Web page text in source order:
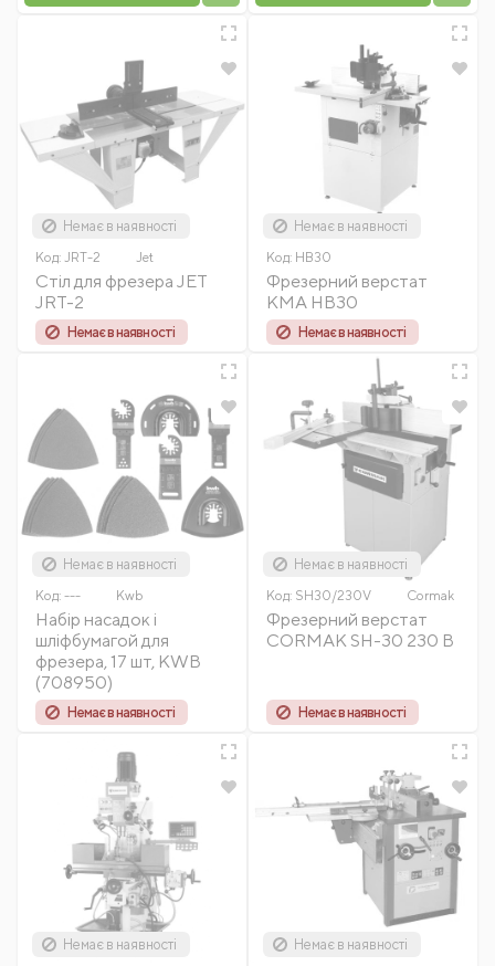
Немає в наявності
Код: JRT-2 Jet
Стіл для фрезера JET
JRT-2
Немає в наявності
Немає в наявності
Код: HB30
Фрезерний верстат
KMA HB30
Немає в наявності
Немає в наявності
Код: --- Kwb
Набір насадок і
шліфбумагой для
фрезера, 17 шт, KWB
(708950)
Немає в наявності
Немає в наявності
Код: SH30/230V Cormak
Фрезерний верстат
CORMAK SH-30 230 В
Немає в наявності
Немає в наявності
Немає в наявності